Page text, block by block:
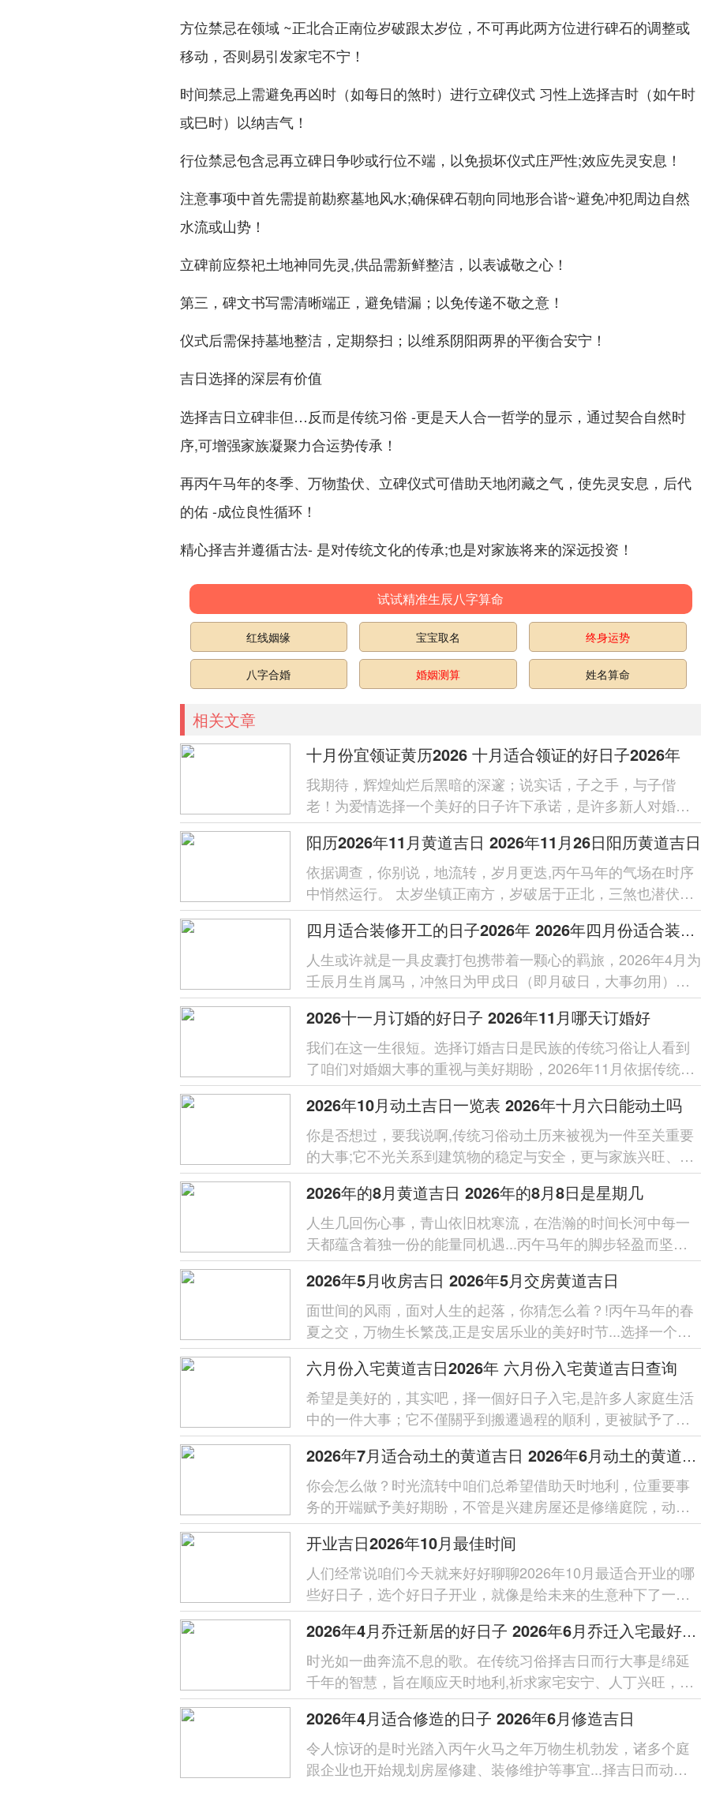
方位禁忌在领域 ~正北合正南位岁破跟太岁位，不可再此两方位进行碑石的调整或
移动，否则易引发家宅不宁！
时间禁忌上需避免再凶时（如每日的煞时）进行立碑仪式 习性上选择吉时（如午时
或巳时）以纳吉气！
行位禁忌包含忌再立碑日争吵或行位不端，以免损坏仪式庄严性;效应先灵安息！
注意事项中首先需提前勘察墓地风水;确保碑石朝向同地形合谐~避免冲犯周边自然
水流或山势！
立碑前应祭祀土地神同先灵,供品需新鲜整洁，以表诚敬之心！
第三，碑文书写需清晰端正，避免错漏；以免传递不敬之意！
仪式后需保持墓地整洁，定期祭扫；以维系阴阳两界的平衡合安宁！
吉日选择的深层有价值
选择吉日立碑非但…反而是传统习俗 -更是天人合一哲学的显示，通过契合自然时
序,可增强家族凝聚力合运势传承！
再丙午马年的冬季、万物蛰伏、立碑仪式可借助天地闭藏之气，使先灵安息，后代
的佑 -成位良性循环！
精心择吉并遵循古法- 是对传统文化的传承;也是对家族将来的深远投资！
试试精准生辰八字算命
红线姻缘 宝宝取名 终身运势
八字合婚 婚姻测算 姓名算命
相关文章
十月份宜领证黄历2026 十月适合领证的好日子2026年
我期待，辉煌灿烂后黑暗的深邃；说实话，子之手，与子偕
老！为爱情选择一个美好的日子许下承诺，是许多新人对婚姻
的珍重开端，岁月流转，吉日良辰为这份承诺...
阳历2026年11月黄道吉日 2026年11月26日阳历黄道吉日
依据调查，你别说，地流转，岁月更迭,丙午马年的气场在时序
中悄然运行。 太岁坐镇正南方，岁破居于正北，三煞也潜伏于
北方；在这所有共同勾勒出2026年11...
四月适合装修开工的日子2026年 2026年四月份适合装修开工的黄道吉日
人生或许就是一具皮囊打包携带着一颗心的羁旅，2026年4月为
壬辰月生肖属马，冲煞日为甲戌日（即月破日，大事勿用），
选择装修开工的吉日；不独是传统文化...
2026十一月订婚的好日子 2026年11月哪天订婚好
我们在这一生很短。选择订婚吉日是民族的传统习俗让人看到
了咱们对婚姻大事的重视与美好期盼，2026年11月依据传统黄
历与五行命理有多天被认定...
2026年10月动土吉日一览表 2026年十月六日能动土吗
你是否想过，要我说啊,传统习俗动土历来被视为一件至关重要
的大事;它不光关系到建筑物的稳定与安全，更与家族兴旺、人
员平安息息相关，丙午马年之...
2026年的8月黄道吉日 2026年的8月8日是星期几
人生几回伤心事，青山依旧枕寒流，在浩瀚的时间长河中每一
天都蕴含着独一份的能量同机遇...丙午马年的脚步轻盈而坚定,
为各位带来了充斥活力的20...
2026年5月收房吉日 2026年5月交房黄道吉日
面世间的风雨，面对人生的起落，你猜怎么着？!丙午马年的春
夏之交，万物生长繁茂,正是安居乐业的美好时节...选择一个良
辰吉日进行收房交房，不单单是...
六月份入宅黄道吉日2026年 六月份入宅黄道吉日查询
希望是美好的，其实吧，择一個好日子入宅,是許多人家庭生活
中的一件大事；它不僅關乎到搬遷過程的順利，更被賦予了對
未來家庭生活幸福、安康的美好...
2026年7月适合动土的黄道吉日 2026年6月动土的黄道吉日
你会怎么做？时光流转中咱们总希望借助天时地利，位重要事
务的开端赋予美好期盼，不管是兴建房屋还是修缮庭院，动土
都是一项有需要慎选良辰吉日的传...
开业吉日2026年10月最佳时间
人们经常说咱们今天就来好好聊聊2026年10月最适合开业的哪
些好日子，选个好日子开业，就像是给未来的生意种下了一颗
幸运的种子，谁都希望自己的事...
2026年4月乔迁新居的好日子 2026年6月乔迁入宅最好的日子
时光如一曲奔流不息的歌。在传统习俗择吉日而行大事是绵延
千年的智慧，旨在顺应天时地利,祈求家宅安宁、人丁兴旺，
2026年为丙午马年太岁位于正...
2026年4月适合修造的日子 2026年6月修造吉日
令人惊讶的是时光踏入丙午火马之年万物生机勃发，诸多个庭
跟企业也开始规划房屋修建、装修维护等事宜...择吉日而动，